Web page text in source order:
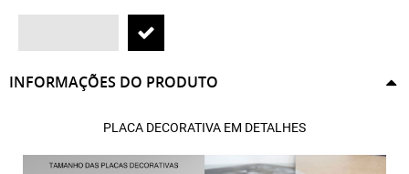
INFORMAÇÕES DO PRODUTO
PLACA DECORATIVA EM DETALHES